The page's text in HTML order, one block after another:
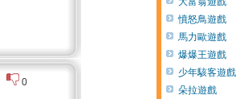
0
憤怒鳥遊戲
馬力歐遊戲
爆爆王遊戲
少年駭客遊戲
朵拉遊戲